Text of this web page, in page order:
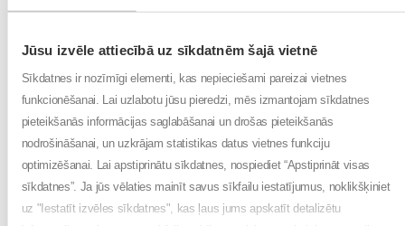
Jūsu izvēle attiecībā uz sīkdatnēm šajā vietnē
Sīkdatnes ir nozīmīgi elementi, kas nepieciešami pareizai vietnes
funkcionēšanai. Lai uzlabotu jūsu pieredzi, mēs izmantojam sīkdatnes
pieteikšanās informācijas saglabāšanai un drošas pieteikšanās
nodrošināšanai, un uzkrājam statistikas datus vietnes funkciju
optimizēšanai. Lai apstiprinātu sīkdatnes, nospiediet “Apstiprināt visas
sīkdatnes”. Ja jūs vēlaties mainīt savus sīkfailu iestatījumus, noklikšķiniet
uz "Iestatīt izvēles sīkdatnes", kas ļaus jums apskatīt detalizētu
+
−